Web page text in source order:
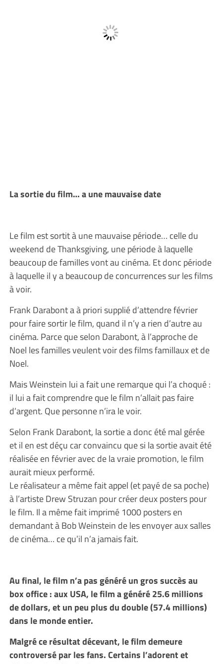
La sortie du film… a une mauvaise date
Le film est sortit à une mauvaise période… celle du
weekend de Thanksgiving, une période à laquelle
beaucoup de familles vont au cinéma. Et donc période
à laquelle il y a beaucoup de concurrences sur les films
à voir.
Frank Darabont a à priori supplié d’attendre février
pour faire sortir le film, quand il n’y a rien d’autre au
cinéma. Parce que selon Darabont, à l’approche de
Noel les familles veulent voir des films famillaux et de
Noel.
Mais Weinstein lui a fait une remarque qui l’a choqué :
il lui a fait comprendre que le film n’allait pas faire
d’argent. Que personne n’ira le voir.
Selon Frank Darabont, la sortie a donc été mal gérée
et il en est déçu car convaincu que si la sortie avait été
réalisée en février avec de la vraie promotion, le film
aurait mieux performé.
Le réalisateur a même fait appel (et payé de sa poche)
à l’artiste Drew Struzan pour créer deux posters pour
le film. Il a même fait imprimé 1000 posters en
demandant à Bob Weinstein de les envoyer aux salles
de cinéma… ce qu’il n’a jamais fait.
Au final, le film n’a pas généré un gros succès au
box office : aux USA, le film a généré 25.6 millions
de dollars, et un peu plus du double (57.4 millions)
dans le monde entier.
Malgré ce résultat décevant, le film demeure
controversé par les fans. Certains l’adorent et